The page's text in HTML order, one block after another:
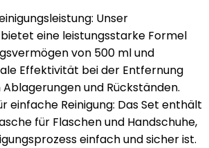
Unser
eine leistungsstarke Formel
von 500 ml und
Effektivität bei der Entfernung
und Rückständen.
einfache Reinigung: Das Set enthält
für Flaschen und Handschuhe,
einfach und sicher ist.